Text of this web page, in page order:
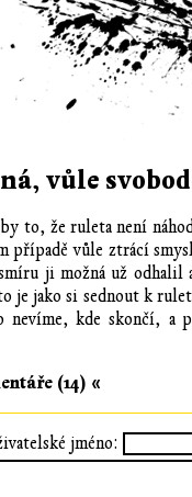
vůle
to, že ruleta není
vůle ztrácí
ji možná už
jako si sednout k
kde skončí, a
(14) «
jméno: